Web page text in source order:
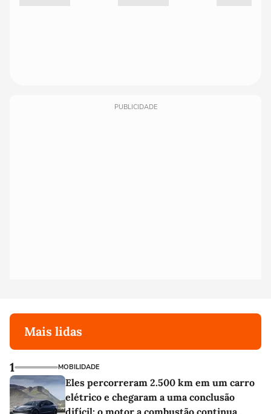
PUBLICIDADE
Mais lidas
1 MOBILIDADE
Eles percorreram 2.500 km em um carro
elétrico e chegaram a uma conclusão